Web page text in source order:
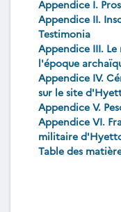
Appendice I.
Appendice II.
Testimonia
Appendice III.
l'époque
Appendice IV.
sur le site
Appendice V.
Appendice VI.
militaire
Table des